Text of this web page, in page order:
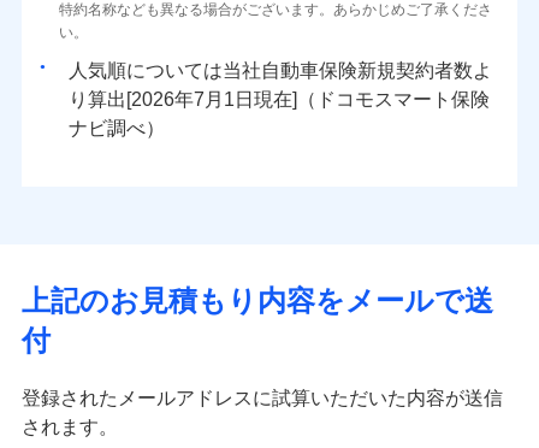
特約名称なども異なる場合がございます。あらかじめご了承くださ
い。
人気順については当社
新規契約者数よ
り算出[
年 月
日現在]（ドコモスマート保険
ナビ調べ）
上記のお見積もり内容をメールで送
付
登録されたメールアドレスに試算いただいた内容が送信
されます。